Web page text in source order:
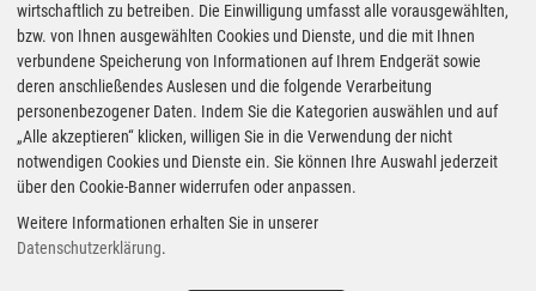
09.10.2025 - Der R 5 Turbo mit Mittelmotor und den breit
ausgestellten Kotflügeln, die ihm den Spitznamen „Pausbacke“
einbrachten, bekommt mit dem Renault 5 Turbo 3E einen modernen
Nachfolger. Zwei Prototypen zeigten sich im Umfeld der Tour de
Corse Historique (–11.10.) jetzt erstmalig auf der Straße.
wirtschaftlich zu betreiben. Die Einwilligung umfasst alle vorausgewählten,
bzw. von Ihnen ausgewählten Cookies und Dienste, und die mit Ihnen
verbundene Speicherung von Informationen auf Ihrem Endgerät sowie
deren anschließendes Auslesen und die folgende Verarbeitung
personenbezogener Daten. Indem Sie die Kategorien auswählen und auf
„Alle akzeptieren“ klicken, willigen Sie in die Verwendung der nicht
notwendigen Cookies und Dienste ein. Sie können Ihre Auswahl jederzeit
über den Cookie-Banner widerrufen oder anpassen.
Weitere Informationen erhalten Sie in unserer
Datenschutzerklärung.